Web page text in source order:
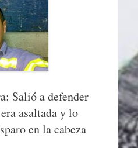
Salió a defender
asaltada y lo
en la cabeza